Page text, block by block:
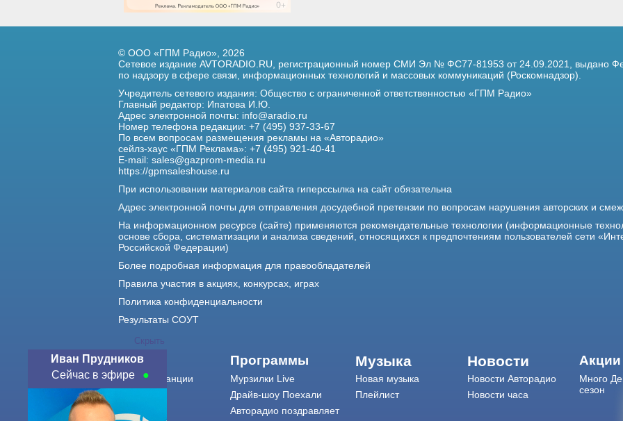
Скрыть
Иван Прудников
Сейчас в эфире
© ООО «ГПМ Радио», 2026
Сетевое издание AVTORADIO.RU, регистрационный номер СМИ Эл № ФС77-81953 от 24.09.2021,
выдано
по надзору в сфере связи,
информационных технологий и массовых коммуникаций (Роскомнадзор).
Учредитель сетевого издания: Общество с ограниченной ответственностью «ГПМ Радио»
Главный редактор: Ипатова И.Ю.
Адрес электронной почты: info@aradio.ru
Номер телефона редакции: +7 (495) 937-33-67
По всем вопросам размещения рекламы на «Авторадио»
сейлз-хаус «ГПМ Реклама»: +7 (495) 921-40-41
E-mail: sales@gazprom-media.ru
https://gpmsaleshouse.ru
При использовании материалов сайта гиперссылка на сайт обязательна
Адрес электронной почты для отправления досудебной претензии по вопросам нарушения авторских и
На информационном ресурсе (сайте) применяются рекомендательные технологии (информационные
основе сбора, систематизации и анализа сведений, относящихся к предпочтениям пользователей сети
Российской Федерации)
Более подробная информация для правообладателей
Правила участия в акциях, конкурсах, играх
Политика конфиденциальности
Результаты СОУТ
О нас
О радиостанции
Программы
Мурзилки Live
Драйв-шоу Поехали
Авторадио поздравляет
Музыка
Новая музыка
Плейлист
Новости
Новости Авторадио
Новости часа
Много
сезон